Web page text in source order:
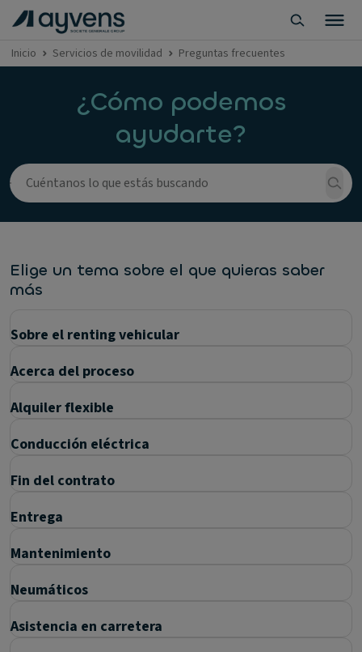
Inicio Servicios de movilidad Preguntas frecuentes
¿Cómo podemos
ayudarte?
Elige un tema sobre el que quieras saber
más
Sobre el renting vehicular
Acerca del proceso
Alquiler flexible
Conducción eléctrica
Fin del contrato
Entrega
Mantenimiento
Neumáticos
Asistencia en carretera